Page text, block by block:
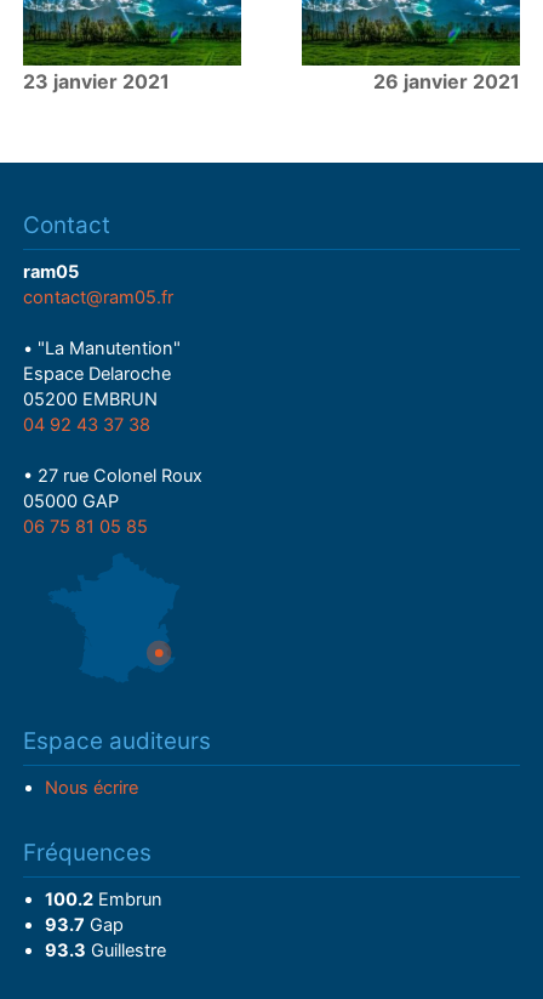
23 janvier 2021 26 janvier 2021
Contact
ram05
contact@ram05.fr
• "La Manutention"
Espace Delaroche
05200 EMBRUN
04 92 43 37 38
• 27 rue Colonel Roux
05000 GAP
06 75 81 05 85
Espace auditeurs
Nous écrire
Fréquences
100.2Embrun
93.7 Gap
93.3 Guillestre